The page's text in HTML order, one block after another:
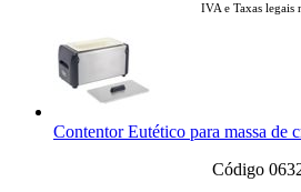
IVA e Taxas legais
Contentor Eutético para massa de
Código